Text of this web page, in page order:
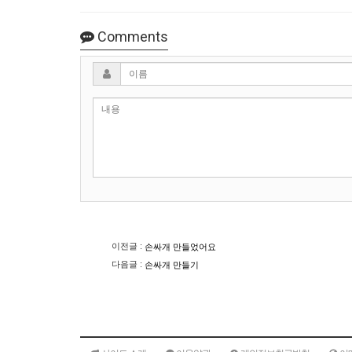
Comments
이름
이전글 : 손싸개 만들었어요
다음글 : 손싸개 만들기